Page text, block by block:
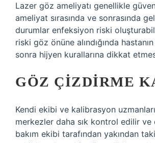
Lazer göz ameliyatı genellikle
ameliyat sırasında ve sonrasında
durumlar enfeksiyon riski
riski göz önüne alındığında
sonra hijyen kurallarına dikkat
GÖZ ÇIZDIRME
Kendi ekibi ve kalibrasyon
merkezler daha sık kontrol edilir ve
bakım ekibi tarafından yakından